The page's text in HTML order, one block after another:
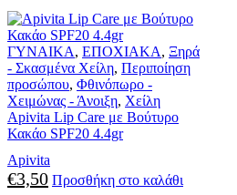
ΓΥΝΑΙΚΑ, ΕΠΟΧΙΑΚΑ, Ξηρά
- Σκασμένα Χείλη, Περιποίηση
προσώπου, Φθινόπωρο -
Χειμώνας - Άνοιξη, Χείλη
Apivita Lip Care με Βούτυρο
Κακάο SPF20 4.4gr
Apivita
€3,50 Προσθήκη στο καλάθι